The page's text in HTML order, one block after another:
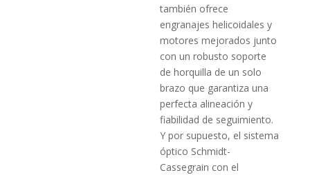
también ofrece
engranajes helicoidales y
motores mejorados junto
con un ro­busto soporte
de horquilla de un solo
brazo que garantiza una
per­fecta alineación y
fiabilidad de seguimiento.
Y por supuesto, el sistema
óptico Schmidt­-
Cassegrain con el